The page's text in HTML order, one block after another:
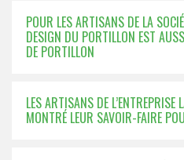
POUR LES ARTISANS DE LA
DESIGN DU PORTILLON EST
DE PORTILLON
LES ARTISANS DE L’ENTREPRISE
MONTRÉ LEUR SAVOIR-FAIRE